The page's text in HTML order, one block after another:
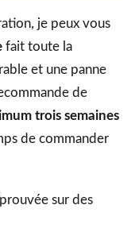
je peux vous
fait toute la
et une panne
de
trois semaines
de commander
sur des